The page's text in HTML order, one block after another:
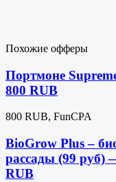
Похожие офферы
Портмоне
800 RUB
800 RUB, FunCPA
BioGrow Plus –
рассады (99
RUB